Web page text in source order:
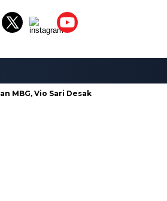
Vio Sari Desak Pengusutan Tuntas